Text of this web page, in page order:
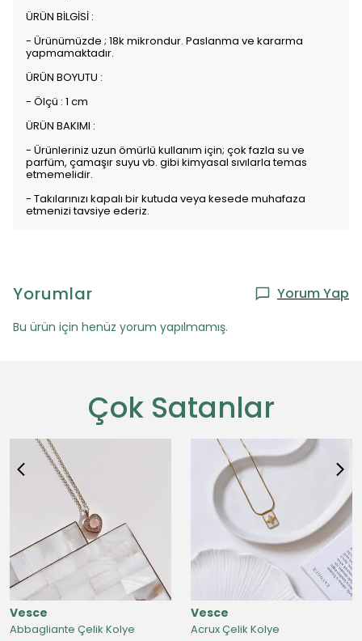
ÜRÜN BİLGİSİ :
- Ürünümüzde ; 18k mikrondur. Paslanma ve kararma
yapmamaktadır.
ÜRÜN BOYUTU :
- Ölçü : 1 cm
ÜRÜN BAKIMI :
- Ürünleriniz uzun ömürlü kullanım için; çok fazla su ve
parfüm, çamaşır suyu vb. gibi kimyasal sıvılarla temas
etmemelidir.
- Takılarınızı kapalı bir kutuda veya kesede muhafaza
etmenizi tavsiye ederiz.
Yorumlar Yorum Yap
Bu ürün için henüz yorum yapılmamış.
Çok Satanlar
Vesce
Abbagliante Çelik Kolye
Vesce
Acrux Çelik Kolye